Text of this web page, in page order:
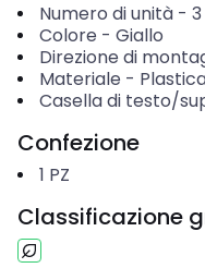
Numero di unità- 3
Colore - Giallo
Direzione di
Materiale -
Casella di testo/
Confezione
1 PZ
Classificazione